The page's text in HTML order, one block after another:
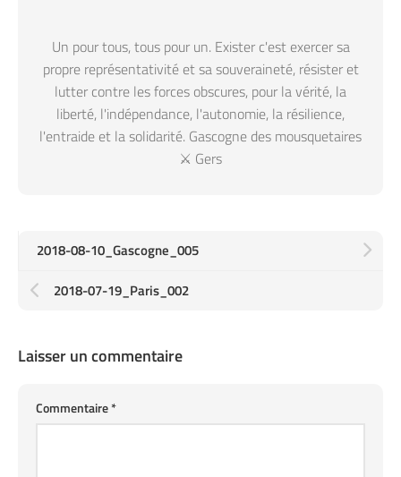
Un pour tous, tous pour un. Exister c'est exercer sa
propre représentativité et sa souveraineté, résister et
lutter contre les forces obscures, pour la vérité, la
liberté, l'indépendance, l'autonomie, la résilience,
l'entraide et la solidarité. Gascogne des mousquetaires
⚔️ Gers
2018-08-10_Gascogne_005
2018-07-19_Paris_002
Laisser un commentaire
Commentaire*